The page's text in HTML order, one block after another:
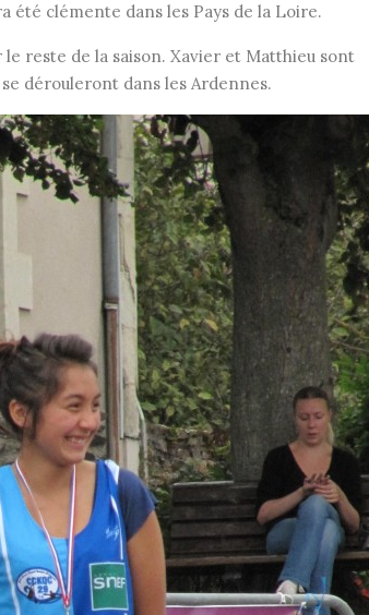
été clémente dans les Pays de la Loire.
reste de la saison. Xavier et Matthieu sont
dérouleront dans les Ardennes.